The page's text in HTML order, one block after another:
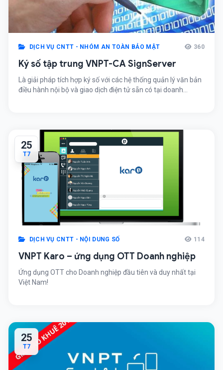
DỊCH VỤ CNTT - NHÓM AN TOÀN BẢO MẬT 360
Ký số tập trung VNPT-CA SignServer
Là giải pháp tích hợp ký số với các hệ thống quản lý văn bản
điều hành nội bộ và giao dịch điện tử sẵn có tại doanh
25
T7
DỊCH VỤ CNTT - NỘI DUNG SỐ 114
VNPT Karo – ứng dụng OTT Doanh nghiệp
Ứng dụng OTT cho Doanh nghiệp đầu tiên và duy nhất tại
Việt Nam!
25
T7